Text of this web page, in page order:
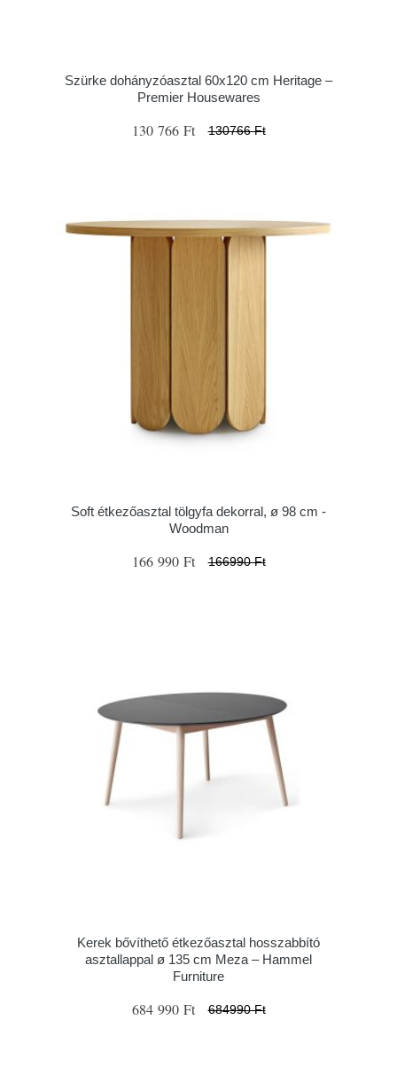
Szürke dohányzóasztal 60x120 cm Heritage –
Premier Housewares
130 766 Ft 130766 Ft
Soft étkezőasztal tölgyfa dekorral, ø 98 cm -
Woodman
166 990 Ft 166990 Ft
Kerek bővíthető étkezőasztal hosszabbító
asztallappal ø 135 cm Meza – Hammel
Furniture
684 990 Ft 684990 Ft